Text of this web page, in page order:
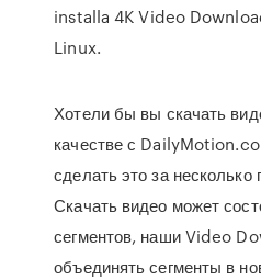
installa 4K Video
Linux.
Хотели бы вы скачать
качестве с
сделать это за несколько
Скачать видео может
сегментов, наши Video
объединять сегменты в